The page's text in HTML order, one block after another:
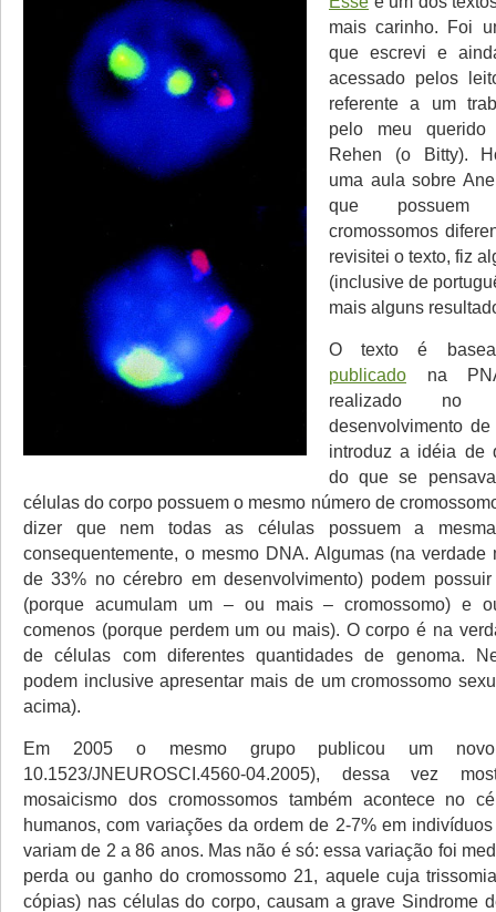
mais carinho. Foi
que escrevi e
acessado pelos
referente a um
pelo meu querido
Rehen (o Bitty).
uma aula sobre
que
cromossomos
revisitei o texto, fiz
(inclusive de
mais alguns
O texto é
publicado na
realizado no
desenvolvimento
introduz a idéia de
do que se
células do corpo possuem o mesmo número de
dizer que nem todas as células possuem a
consequentemente, o mesmo DNA. Algumas (na verdade
de 33% no cérebro em desenvolvimento) podem
(porque acumulam um – ou mais – cromossomo) e
comenos (porque perdem um ou mais). O corpo é na
de células com diferentes quantidades de genoma.
podem inclusive apresentar mais de um cromossomo
acima).
Em 2005 o mesmo grupo publicou um
10.1523/JNEUROSCI.4560-04.2005), dessa vez
mosaicismo dos cromossomos também acontece no
humanos, com variações da ordem de 2-7% em
variam de 2 a 86 anos. Mas não é só: essa variação foi
perda ou ganho do cromossomo 21, aquele cuja
cópias) nas células do corpo, causam a grave Sindrome